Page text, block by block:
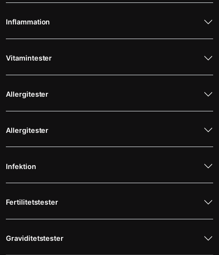
Inflammation
Vitamintester
Allergitester
Allergitester
Infektion
Fertilitetstester
Graviditetstester